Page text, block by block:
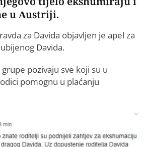
u Austriji.
za Davida objavljen je apel za
Davida.
pozivaju sve koji su u
pomognu u plaćanju